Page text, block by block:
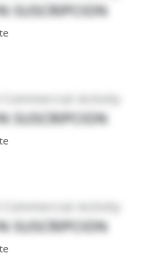
SUSCRIPCION
Commercial Activity
SUSCRIPCION
Commercial Activity
SUSCRIPCION